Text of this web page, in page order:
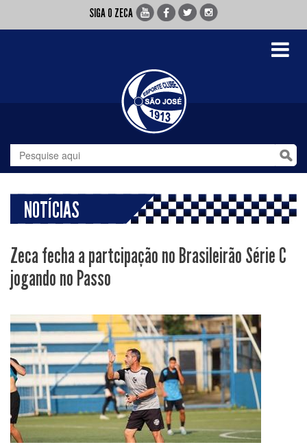
SIGA O ZECA
Toggle
NOTÍCIAS
Zeca fecha a partcipação no Brasileirão Série C
jogando no Passo